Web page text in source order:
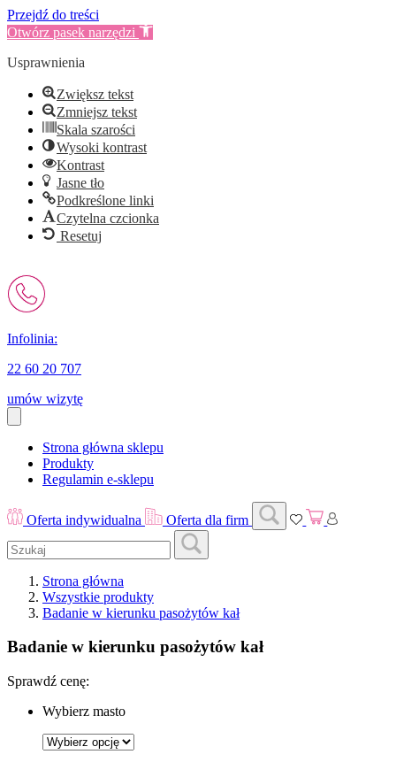
Przejdź do treści
Otwórz pasek narzędzi
Usprawnienia
Zwiększ tekst
Zmniejsz tekst
Skala szarości
Wysoki kontrast
Kontrast
Jasne tło
Podkreślone linki
Czytelna czcionka
Resetuj
Infolinia:
22 60 20 707
umów wizytę
Strona główna sklepu
Produkty
Regulamin e-sklepu
Oferta indywidualna Oferta dla firm
Strona główna
Wszystkie produkty
Badanie w kierunku pasożytów kał
Badanie w kierunku pasożytów kał
Sprawdź cenę:
Wybierz masto